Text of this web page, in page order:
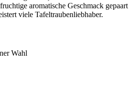
aromatische Geschmack gepaart
viele Tafeltraubenliebhaber.
Wahl